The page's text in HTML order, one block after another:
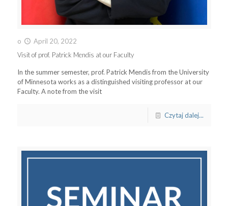
o
April 20, 2022
Visit of prof. Patrick Mendis at our Faculty
In the summer semester, prof. Patrick Mendis from the University
of Minnesota works as a distinguished visiting professor at our
Faculty. A note from the visit
Czytaj dalej...